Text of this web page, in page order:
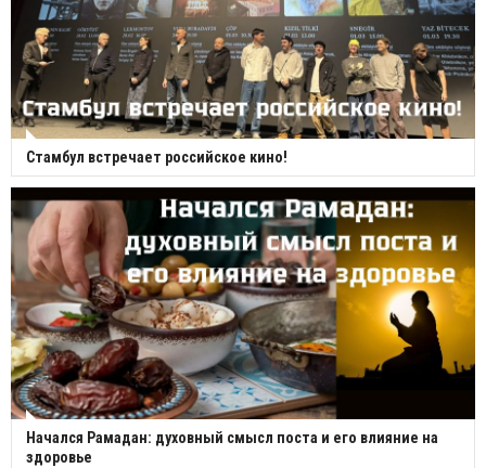
Стамбул встречает российское кино!
Начался Рамадан: духовный смысл поста и его влияние на
здоровье